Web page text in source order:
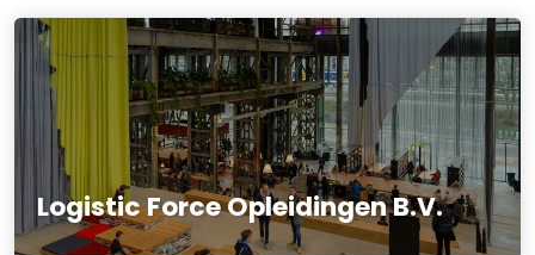
Logistic Force Opleidingen B.V.